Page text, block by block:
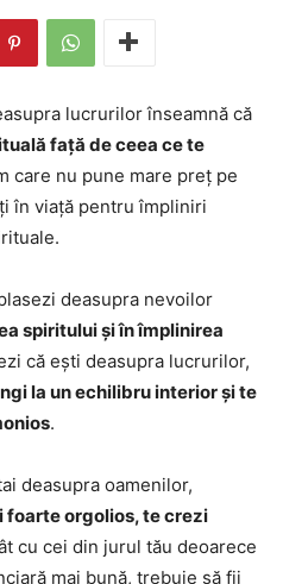
lucrurilor înseamnă că
față de ceea ce te
care nu pune mare preț pe
în viață pentru împliniri
deasupra nevoilor
spiritului și în împlinirea
că ești deasupra lucrurilor,
la un echilibru interior și te
.
deasupra oamenilor,
foarte orgolios, te crezi
cu cei din jurul tău deoarece
mai bună, trebuie să fii